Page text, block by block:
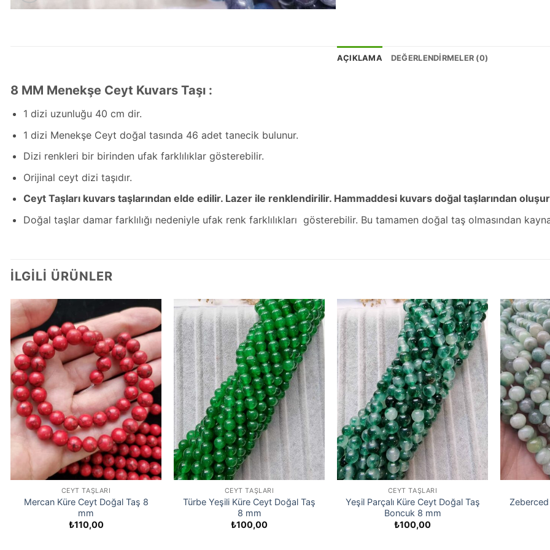
AÇIKLAMA DEĞERLENDIRMELER (0)
8 MM Menekşe Ceyt Kuvars Taşı :
1 dizi uzunluğu 40 cm dir.
1 dizi Menekşe Ceyt doğal tasında 46 adet tanecik bulunur.
Dizi renkleri bir birinden ufak farklılıklar gösterebilir.
Orijinal ceyt dizi taşıdır.
Ceyt Taşları kuvars taşlarından elde edilir. Lazer ile renklendirilir. Hammaddesi kuvars doğal taşlarından
Doğal taşlar damar farklılığı nedeniyle ufak renk farklılıkları gösterebilir. Bu tamamen doğal taş olmasından
İLGILI ÜRÜNLER
CEYT TAŞLARI
Mercan Küre Ceyt Doğal Taş 8
mm
₺110,00
CEYT TAŞLARI
Türbe Yeşili Küre Ceyt Doğal Taş
8 mm
₺100,00
CEYT TAŞLARI
Yeşil Parçalı Küre Ceyt Doğal Taş
Boncuk 8 mm
₺100,00